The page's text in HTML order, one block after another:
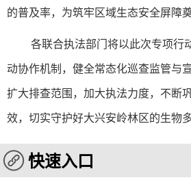
的普及率，为筑牢区域生态安全屏障
各联合执法部门将以此次专项行
动协作机制，健全常态化巡查监管与
扩大排查范围，加大执法力度，不断
效，切实守护好大兴安岭林区的生物
快速入口